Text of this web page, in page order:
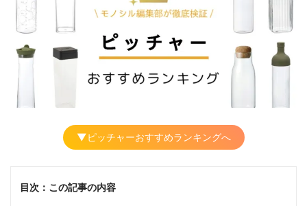
▼ピッチャーおすすめランキングへ
目次：この記事の内容